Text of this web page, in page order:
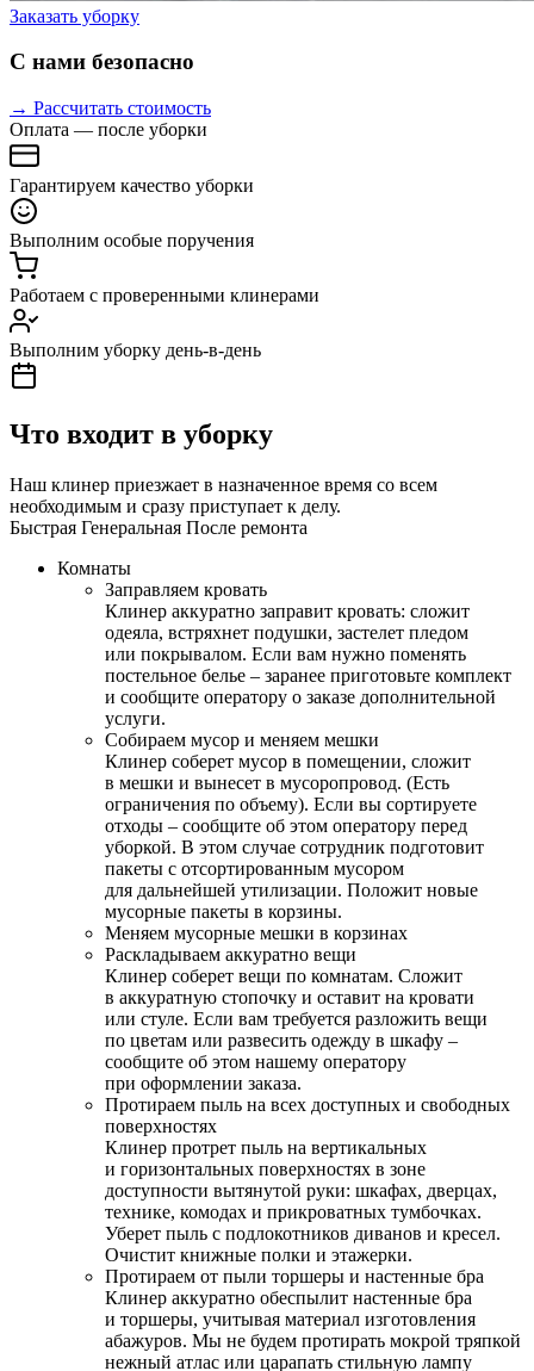
Заказать уборку
С нами безопасно
→ Рассчитать стоимость
Оплата — после уборки
Гарантируем качество уборки
Выполним особые поручения
Работаем с проверенными клинерами
Выполним уборку день-в-день
Что входит в уборку
Наш клинер приезжает в назначенное время со всем
необходимым и сразу приступает к делу.
Быстрая Генеральная После ремонта
Комнаты
Заправляем кровать
Клинер аккуратно заправит кровать: сложит
одеяла, встряхнет подушки, застелет пледом
или покрывалом. Если вам нужно поменять
постельное белье – заранее приготовьте комплект
и сообщите оператору о заказе дополнительной
услуги.
Собираем мусор и меняем мешки
Клинер соберет мусор в помещении, сложит
в мешки и вынесет в мусоропровод. (Есть
ограничения по объему). Если вы сортируете
отходы – сообщите об этом оператору перед
уборкой. В этом случае сотрудник подготовит
пакеты с отсортированным мусором
для дальнейшей утилизации. Положит новые
мусорные пакеты в корзины.
Меняем мусорные мешки в корзинах
Раскладываем аккуратно вещи
Клинер соберет вещи по комнатам. Сложит
в аккуратную стопочку и оставит на кровати
или стуле. Если вам требуется разложить вещи
по цветам или развесить одежду в шкафу –
сообщите об этом нашему оператору
при оформлении заказа.
Протираем пыль на всех доступных и свободных
поверхностях
Клинер протрет пыль на вертикальных
и горизонтальных поверхностях в зоне
доступности вытянутой руки: шкафах, дверцах,
технике, комодах и прикроватных тумбочках.
Уберет пыль с подлокотников диванов и кресел.
Очистит книжные полки и этажерки.
Протираем от пыли торшеры и настенные бра
Клинер аккуратно обеспылит настенные бра
и торшеры, учитывая материал изготовления
абажуров. Мы не будем протирать мокрой тряпкой
нежный атлас или царапать стильную лампу